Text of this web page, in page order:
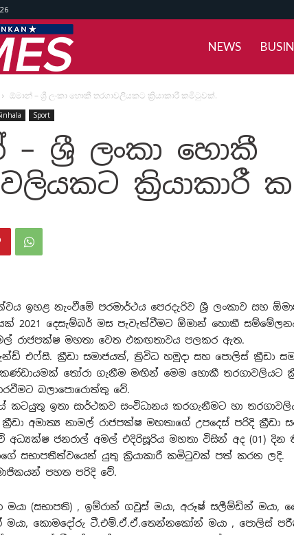
Srilankan
Times
NEWS
ඕමාන් – ශ්‍රී ලංකා හොකී තරගාවලියකට ක්‍රියාකාරී කමිටුවක්.
Sport
– ශ්‍රී ලංකා හොකී
ක්‍රියාකාරී
ඉහළ නැංවීමේ පරමාර්ථය පෙරදැරිව ශ්‍රී ලංකාව සහ
2021 දෙසැම්බර් මස පැවැත්වීමට ඕමාන් හොකී
රාජපක්ෂ මහතා වෙත එකඟතාවය පලකර ඇත.
එෆ්සී. ක්‍රීඩා සමාජයත්, ත්‍රිවිධ හමුදා සහ පොලිස් ක්‍රීඩා
තෝරා ගැනීම මඟින් මෙම හොකී තරගාවලියට
බලාපොරොත්තු වේ.
කටයුතු ඉතා සාර්ථකව සංවිධානය කරගැනීමට හා
අමාත්‍ය නාමල් රාජපක්ෂ මහතාගේ උපදෙස් පරිදි ක්‍රීඩා
අධ්‍යක්ෂ ජනරාල් අමල් එදිරිසූරිය මහතා විසින් අද (01) දින
සභාපතීත්වයෙන් යුතු ක්‍රියාකාරී කමිටුවක් පත් කරන ලදි.
පහත පරිදි වේ.
මයා (සභාපති) , ඉම්රාන් ගවුස් මයා, අරූෂ් සලීම්ඩින් මයා,
මයා, කොමදෝරු ටී.එම්.ඒ.ඒ.තෙන්නකෝන් මයා , පොලිස්